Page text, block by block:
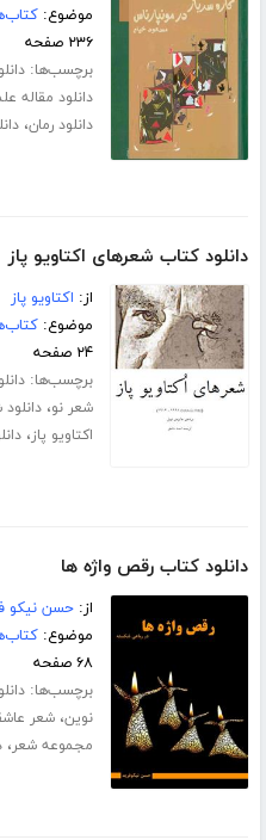
موضوع:
۲۳۶ صفحه
برچسب‌ها:
دانلود مقاله
دانلود رمان،
دانلود کتاب شعرهای اکتاویو پاز
از: اکتاویو پاز
موضوع:
۲۴ صفحه
برچسب‌ها:
شعر نو،
اکتاویو پاز،
دانلود کتاب رقص واژه ها
از:حسن نیکو
موضوع:
۶۸ صفحه
برچسب‌ها:
نوین،شعر
مجموعه شعر،